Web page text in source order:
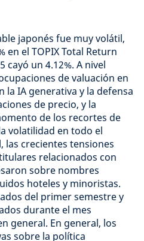
japonés fue muy volátil,
en el TOPIX Total Return
cayó un 4.12%. A nivel
de valuación en
la IA generativa y la defensa
de precio, y la
de los recortes de
volatilidad en todo el
las crecientes tensiones
relacionados con
sobre nombres
hoteles y minoristas.
del primer semestre y
durante el mes
general. En general, los
sobre la política